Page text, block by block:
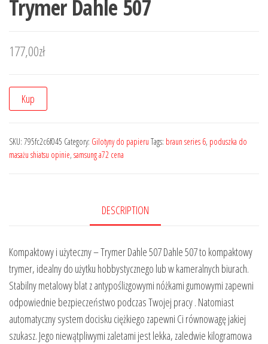
Trymer Dahle 507
177,00zł
Kup
SKU: 795fc2c6f045 Category: Gilotyny do papieru Tags: braun series 6, poduszka do
masażu shiatsu opinie, samsung a72 cena
DESCRIPTION
Kompaktowy i użyteczny – Trymer Dahle 507 Dahle 507 to kompaktowy
trymer, idealny do użytku hobbystycznego lub w kameralnych biurach.
Stabilny metalowy blat z antypoślizgowymi nóżkami gumowymi zapewni
odpowiednie bezpieczeństwo podczas Twojej pracy . Natomiast
automatyczny system docisku ciężkiego zapewni Ci równowagę jakiej
szukasz. Jego niewątpliwymi zaletami jest lekka, zaledwie kilogramowa